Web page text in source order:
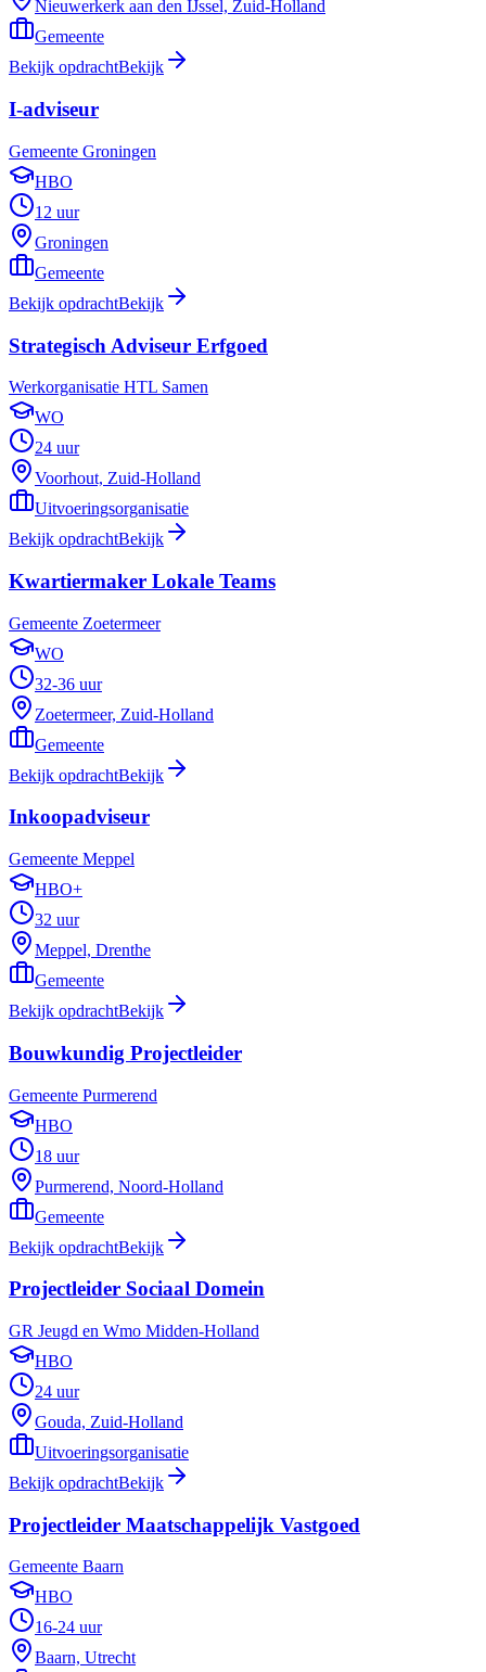
Nieuwerkerk aan den IJssel, Zuid-Holland
Gemeente
Bekijk opdrachtBekijk
I-adviseur
Gemeente Groningen
HBO
12 uur
Groningen
Gemeente
Bekijk opdrachtBekijk
Strategisch Adviseur Erfgoed
Werkorganisatie HTL Samen
WO
24 uur
Voorhout, Zuid-Holland
Uitvoeringsorganisatie
Bekijk opdrachtBekijk
Kwartiermaker Lokale Teams
Gemeente Zoetermeer
WO
32-36 uur
Zoetermeer, Zuid-Holland
Gemeente
Bekijk opdrachtBekijk
Inkoopadviseur
Gemeente Meppel
HBO+
32 uur
Meppel, Drenthe
Gemeente
Bekijk opdrachtBekijk
Bouwkundig Projectleider
Gemeente Purmerend
HBO
18 uur
Purmerend, Noord-Holland
Gemeente
Bekijk opdrachtBekijk
Projectleider Sociaal Domein
GR Jeugd en Wmo Midden-Holland
HBO
24 uur
Gouda, Zuid-Holland
Uitvoeringsorganisatie
Bekijk opdrachtBekijk
Projectleider Maatschappelijk Vastgoed
Gemeente Baarn
HBO
16-24 uur
Baarn, Utrecht